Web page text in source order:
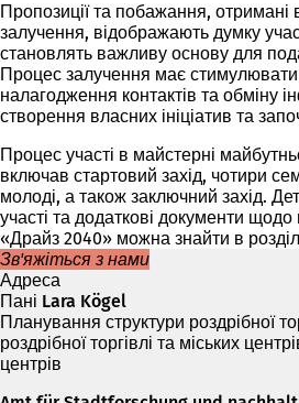
я
в
н
о
в
і
в
к
л
а
д
ц
)
Пропозиції та побажання, отримані
залучення, відображають думку
становлять важливу основу для
Процес залучення має
налагодження контактів та обміну
створення власних ініціатив та
Процес участі в майстерні
включав стартовий захід, чотири
молоді, а також заключний захід.
участі та додаткові документи
«Драйз 2040» можна знайти в
Зв'яжіться з нами
Адреса
Пані Lara Kögel
Планування структури роздрібної
роздрібної торгівлі та міських
центрів